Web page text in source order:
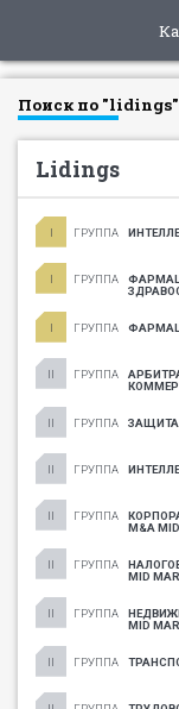
Поиск по "lidings"
Lidings
ГРУППА
ГРУППА
ГРУППА
ГРУППА
ГРУППА
ГРУППА
ГРУППА
M&A
ГРУППА
MID
ГРУППА
MID
ГРУППА